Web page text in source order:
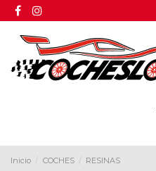
Inicio COCHES RESINAS